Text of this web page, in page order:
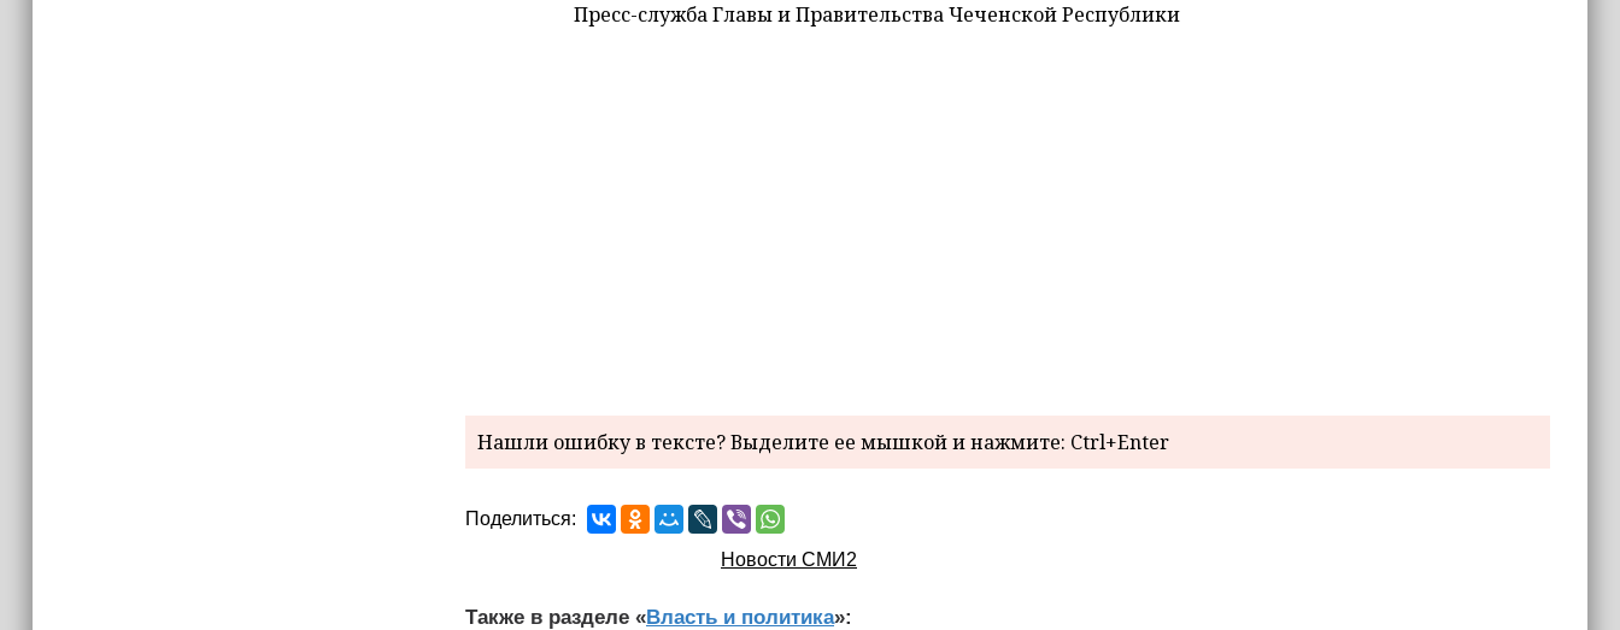
Пресс-служба Главы и Правительства Чеченской Республики
Нашли ошибку в тексте? Выделите ее мышкой и нажмите: Ctrl+Enter
Поделиться:
Новости СМИ2
Также в разделе «Власть и политика»: